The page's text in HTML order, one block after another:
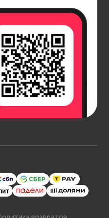
и стильно оформленной
друга. На день
соберите букет из
комбинации с желтыми
герберами
вы создадите
и веселья.
подчеркнуть
. Попробуйте
букеты, помещая